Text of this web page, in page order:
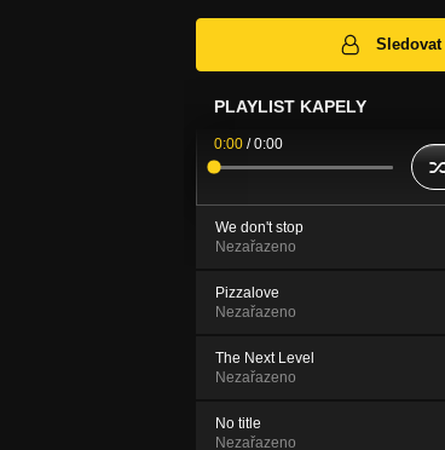
Sledovat
PLAYLIST KAPELY
0:00 /0:00
We don't stop
Nezařazeno
Pizzalove
Nezařazeno
The Next Level
Nezařazeno
No title
Nezařazeno